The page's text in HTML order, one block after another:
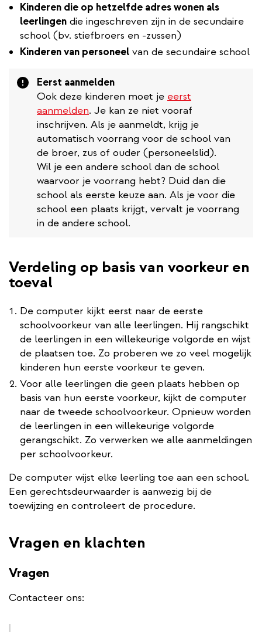
Kinderen die op hetzelfde adres wonen als
leerlingen die ingeschreven zijn in de secundaire
school (bv. stiefbroers en -zussen)
Kinderen van personeel van de secundaire school
Attention
Eerst aanmelden
Ook deze kinderen moet je eerst
aanmelden. Je kan ze niet vooraf
inschrijven. Als je aanmeldt, krijg je
automatisch voorrang voor de school van
de broer, zus of ouder (personeelslid).
Wil je een andere school dan de school
waarvoor je voorrang hebt? Duid dan die
school als eerste keuze aan. Als je voor die
school een plaats krijgt, vervalt je voorrang
in de andere school.
Verdeling op basis van voorkeur en
toeval
De computer kijkt eerst naar de eerste
schoolvoorkeur van alle leerlingen. Hij rangschikt
de leerlingen in een willekeurige volgorde en wijst
de plaatsen toe. Zo proberen we zo veel mogelijk
kinderen hun eerste voorkeur te geven.
Voor alle leerlingen die geen plaats hebben op
basis van hun eerste voorkeur, kijkt de computer
naar de tweede schoolvoorkeur. Opnieuw worden
de leerlingen in een willekeurige volgorde
gerangschikt. Zo verwerken we alle aanmeldingen
per schoolvoorkeur.
De computer wijst elke leerling toe aan een school.
Een gerechtsdeurwaarder is aanwezig bij de
toewijzing en controleert de procedure.
Vragen en klachten
Vragen
Contacteer ons: